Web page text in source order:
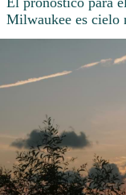
Milwaukee es cielo